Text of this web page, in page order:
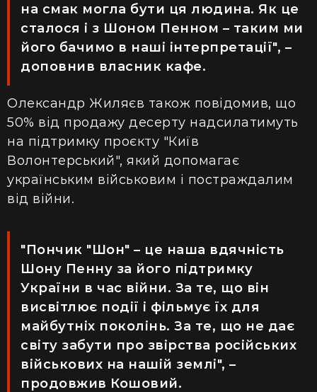
на смак могла бути ця людина. Як це
сталося і з Шоном Пенном – таким ми
його бачимо в наші інтерпретації", –
доповнив власник кафе.
Олександр Жиляєв також повідомив, що
50% від продажу десерту надсилатимуть
на підтримку проєкту "Київ
Волонтерський", який допомагає
українським військовим і постраждалим
від війни.
"Пончик "Шон" – це наша вдячність
Шону Пенну за його підтримку
України в час війни. За те, що він
висвітлює події і фільмує їх для
майбутніх поколінь. За те, що не дає
світу забути про звірства російських
військових на нашій землі", –
продовжив Кошовий.